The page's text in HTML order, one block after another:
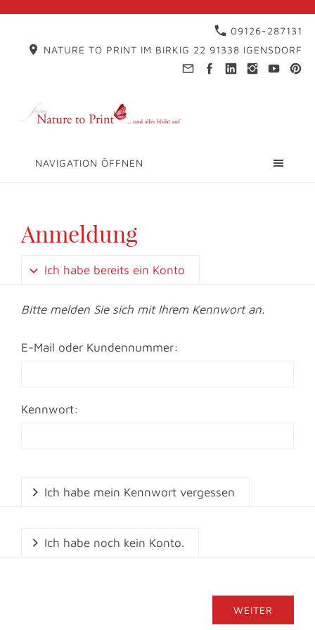
09126-287131
NATURE TO PRINT IM BIRKIG 22 91338 IGENSDORF
NAVIGATION ÖFFNEN
Anmeldung
Ich habe bereits ein Konto
Bitte melden Sie sich mit Ihrem Kennwort an.
E-Mail oder Kundennummer:
Kennwort:
Ich habe mein Kennwort vergessen
Ich habe noch kein Konto.